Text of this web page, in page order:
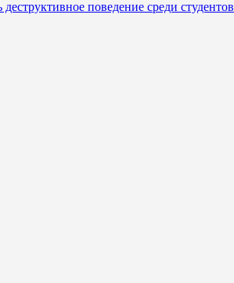
поведение среди студентов